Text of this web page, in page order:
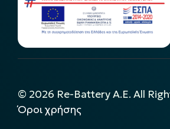
© 2026 Re-Battery A.E. All
Όροι χρήσης